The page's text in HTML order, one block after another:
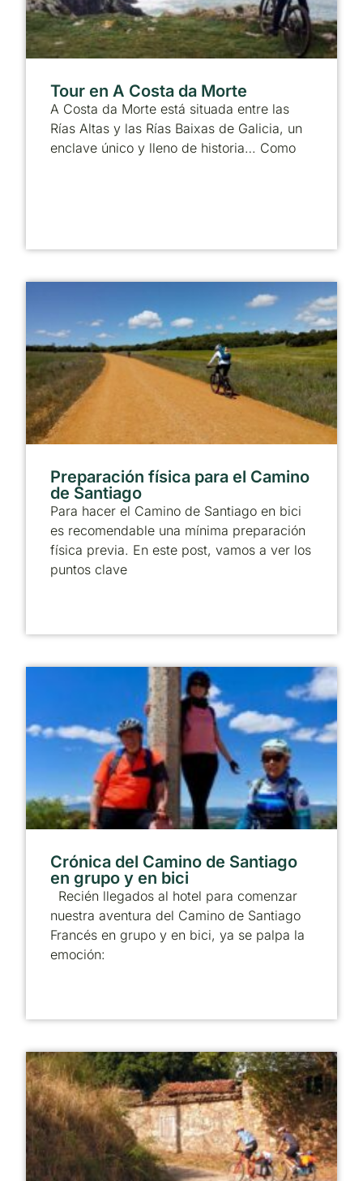
Tour en A Costa da Morte
A Costa da Morte está situada entre las
Rías Altas y las Rías Baixas de Galicia, un
enclave único y lleno de historia… Como
Preparación física para el Camino
de Santiago
Para hacer el Camino de Santiago en bici
es recomendable una mínima preparación
física previa. En este post, vamos a ver los
puntos clave
Crónica del Camino de Santiago
en grupo y en bici
Recién llegados al hotel para comenzar
nuestra aventura del Camino de Santiago
Francés en grupo y en bici, ya se palpa la
emoción: